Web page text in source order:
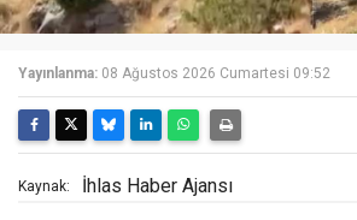
Yayınlanma: 08 Ağustos 2026 Cumartesi 09:52
Kaynak: İhlas Haber Ajansı